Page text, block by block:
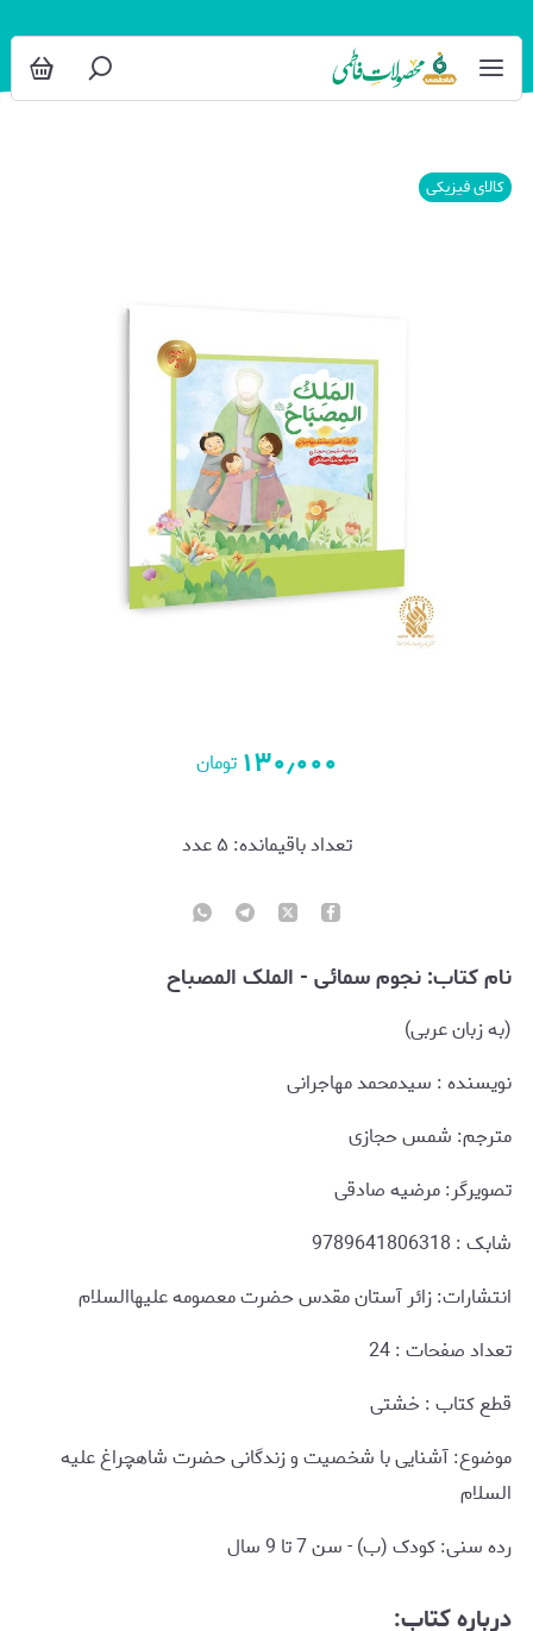
کالای فیزیکی
۱۳۰٫۰۰۰ تومان
تعداد باقیمانده: ۵عدد
نام کتاب: نجوم سمائی - الملک المصباح
(به زبان عربی)
نويسنده : سیدمحمد مهاجرانی
مترجم: شمس حجازی
تصویرگر: مرضیه صادقی
شابک : 9789641806318
انتشارات: زائر آستان مقدس حضرت معصومه علیهاالسلام
تعداد صفحات : 24
قطع کتاب : خشتی
موضوع: آشنایی با شخصیت و زندگانی حضرت شاهچراغ علیه
السلام
رده سنی: کودک (ب) - سن 7 تا 9 سال
درباره کتاب: